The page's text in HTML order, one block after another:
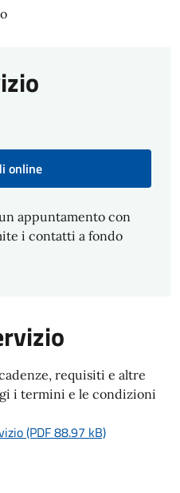
online
appuntamento con
i contatti a fondo
requisiti e altre
i termini e le condizioni
(PDF 88.97 kB)